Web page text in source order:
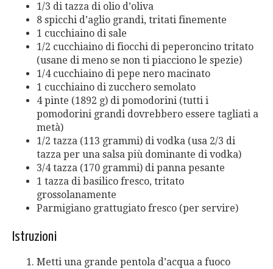
1/3 di tazza di olio d’oliva
8 spicchi d’aglio grandi, tritati finemente
1 cucchiaino di sale
1/2 cucchiaino di fiocchi di peperoncino tritato
(usane di meno se non ti piacciono le spezie)
1/4 cucchiaino di pepe nero macinato
1 cucchiaino di zucchero semolato
4 pinte (1892 g) di pomodorini (tutti i
pomodorini grandi dovrebbero essere tagliati a
metà)
1/2 tazza (113 grammi) di vodka (usa 2/3 di
tazza per una salsa più dominante di vodka)
3/4 tazza (170 grammi) di panna pesante
1 tazza di basilico fresco, tritato
grossolanamente
Parmigiano grattugiato fresco (per servire)
Istruzioni
Metti una grande pentola d’acqua a fuoco